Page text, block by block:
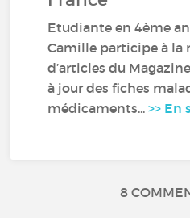
Etudiante en 4ème
Camille participe à la
d’articles du
à jour des fiches
médicaments...>> En
8